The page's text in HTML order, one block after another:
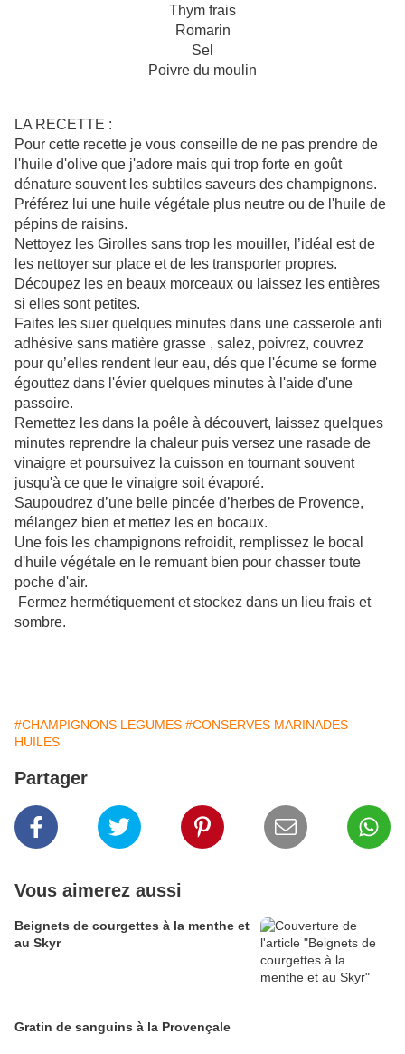
Thym frais
Romarin
Sel
Poivre du moulin
LA RECETTE :
Pour cette recette je vous conseille de ne pas prendre de
l'huile d'olive que j'adore mais qui trop forte en goût
dénature souvent les subtiles saveurs des champignons.
Préférez lui une huile végétale plus neutre ou de l'huile de
pépins de raisins.
Nettoyez les Girolles sans trop les mouiller, l’idéal est de
les nettoyer sur place et de les transporter propres.
Découpez les en beaux morceaux ou laissez les entières
si elles sont petites.
Faites les suer quelques minutes dans une casserole anti
adhésive sans matière grasse , salez, poivrez, couvrez
pour qu’elles rendent leur eau, dés que l'écume se forme
égouttez dans l'évier quelques minutes à l'aide d'une
passoire.
Remettez les dans la poêle à découvert, laissez quelques
minutes reprendre la chaleur puis versez une rasade de
vinaigre et poursuivez la cuisson en tournant souvent
jusqu'à ce que le vinaigre soit évaporé.
Saupoudrez d’une belle pincée d’herbes de Provence,
mélangez bien et mettez les en bocaux.
Une fois les champignons refroidit, remplissez le bocal
d'huile végétale en le remuant bien pour chasser toute
poche d'air.
Fermez hermétiquement et stockez dans un lieu frais et
sombre.
#CHAMPIGNONS LEGUMES #CONSERVES MARINADES
HUILES
Partager
Vous aimerez aussi
Beignets de courgettes à la menthe et
au Skyr
Gratin de sanguins à la Provençale